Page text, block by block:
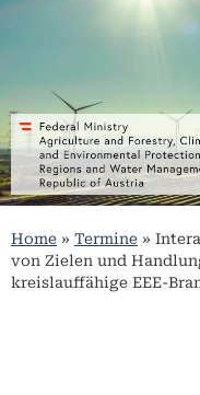
Home » Termine »
von Zielen und
kreislauffähige EEE-